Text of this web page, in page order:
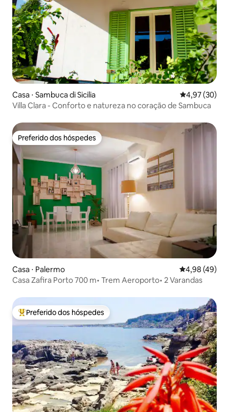
Casa ⋅ Sambuca di Sicilia 4,97 de uma
4,97 (30)
Villa Clara - Conforto e natureza no coração de Sambuca
Preferido dos hóspedes
Preferido dos hóspedes
Casa ⋅ Palermo 4,98 de uma
4,98 (49)
Casa Zafira Porto 700 m• Trem Aeroporto• 2 Varandas
Entre os melhores preferidos dos hóspedes
Preferido dos hóspedes